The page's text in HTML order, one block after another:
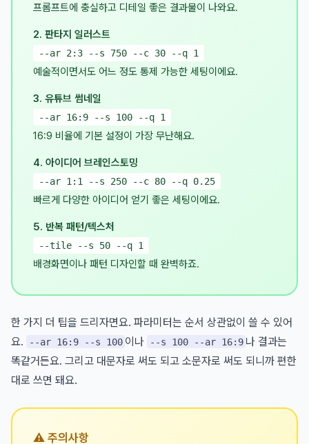
프롬프트에 충실하고 디테일 좋은 결과물이 나와요.
2. 판타지 일러스트
--ar 2:3 --s 750 --c 30 --q 1
예술적이면서도 어느 정도 통제 가능한 세팅이에요.
3. 유튜브 썸네일
--ar 16:9 --s 100 --q 1
16:9 비율에 기본 설정이 가장 무난해요.
4. 아이디어 브레인스토밍
--ar 1:1 --s 250 --c 80 --q 0.25
빠르게 다양한 아이디어 얻기 좋은 세팅이에요.
5. 반복 패턴/텍스처
--tile --s 50 --q 1
배경화면이나 패턴 디자인할 때 완벽하죠.
한 가지 더 팁을 드리자면요. 파라미터는 순서 상관없이 쓸 수 있어
요.
--ar 16:9 --s 100 이나 --s 100 --ar 16:9 나 결과는
똑같거든요. 그리고 대문자로 써도 되고 소문자로 써도 되니까 편한
대로 쓰면 돼요.
⚠️ 주의사항